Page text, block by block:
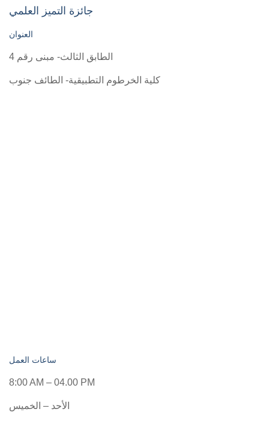
جائزة التميز العلمي
العنوان
الطابق الثالث- مبنى رقم 4
كلية الخرطوم التطبيقية- الطائف جنوب
ساعات العمل
8:00 AM – 04.00 PM
الأحد – الخميس